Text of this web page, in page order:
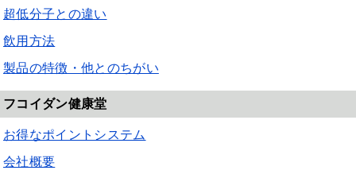
超低分子との違い
飲用方法
製品の特徴・他とのちがい
フコイダン健康堂
お得なポイントシステム
会社概要